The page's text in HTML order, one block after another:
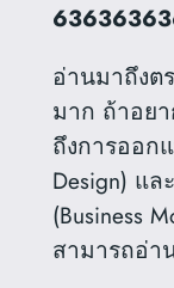
อ่านมาถึง
มาก ถ้าอยา
ถึงการออก
Design) แ
(Business
สามารถอ่า